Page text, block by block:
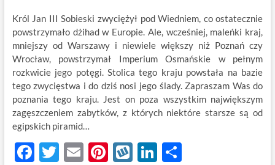
Król Jan III Sobieski zwyciężył pod Wiedniem, co ostatecznie
powstrzymało dżihad w Europie. Ale, wcześniej, maleńki kraj,
mniejszy od Warszawy i niewiele większy niż Poznań czy
Wrocław, powstrzymał Imperium Osmańskie w pełnym
rozkwicie jego potęgi. Stolica tego kraju powstała na bazie
tego zwycięstwa i do dziś nosi jego ślady. Zapraszam Was do
poznania tego kraju. Jest on poza wszystkim największym
zagęszczeniem zabytków, z których niektóre starsze są od
egipskich piramid…
F T E Pi WLi S